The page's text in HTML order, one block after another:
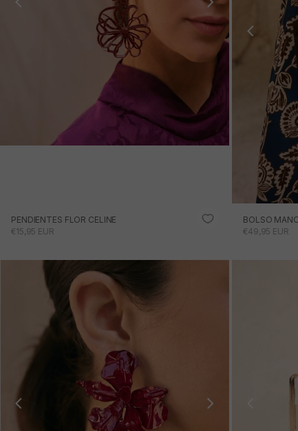
PENDIENTES FLOR CELINE
PRECIO DE OFERTA
€15,95 EUR
BOLSO
PRECIO DE
€49,95 EUR